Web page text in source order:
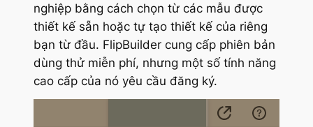
nghiệp bằng cách chọn từ các mẫu được
thiết kế sẵn hoặc tự tạo thiết kế của riêng
bạn từ đầu. FlipBuilder cung cấp phiên bản
dùng thử miễn phí, nhưng một số tính năng
cao cấp của nó yêu cầu đăng ký.